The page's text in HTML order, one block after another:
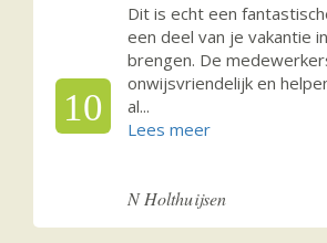
10
Dit is echt een
een deel van je vakantie
brengen. De
onwijsvriendelijk en
al...
N Holthuijsen